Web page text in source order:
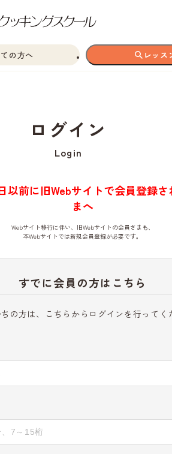
の方へ レッス
ログイン
Login
以前に旧Webサイトで会員登録
まへ
Webサイト移行に伴い、旧Webサイトの会員さまも、
本Webサイトでは新規会員登録が必要です。
すでに会員の方はこちら
の方は、こちらからログインを行ってく